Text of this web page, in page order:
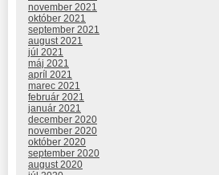
november 2021
október 2021
september 2021
august 2021
júl 2021
máj 2021
apríl 2021
marec 2021
február 2021
január 2021
december 2020
november 2020
október 2020
september 2020
august 2020